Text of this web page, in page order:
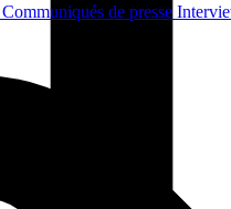
Communiqués de presse